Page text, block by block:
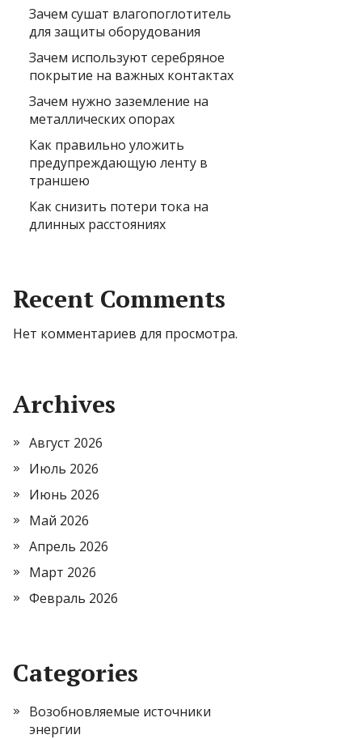
Зачем сушат влагопоглотитель
для защиты оборудования
Зачем используют серебряное
покрытие на важных контактах
Зачем нужно заземление на
металлических опорах
Как правильно уложить
предупреждающую ленту в
траншею
Как снизить потери тока на
длинных расстояниях
Recent Comments
Нет комментариев для просмотра.
Archives
Август 2026
Июль 2026
Июнь 2026
Май 2026
Апрель 2026
Март 2026
Февраль 2026
Categories
Возобновляемые источники
энергии